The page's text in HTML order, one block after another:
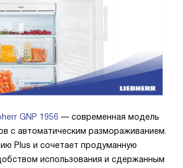
GNP 1956 — современная модель
с автоматическим размораживанием.
Plus и сочетает продуманную
использования и сдержанным